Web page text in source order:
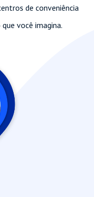
de conveniência
você imagina.